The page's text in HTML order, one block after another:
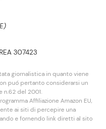
307423
giornalistica in quanto viene
puó pertanto considerarsi un
n.62 del 2001.
Affiliazione Amazon EU,
ai siti di percepire una
e fornendo link diretti al sito